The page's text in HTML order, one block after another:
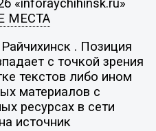
«inforaychihinsk.ru»
МЕСТА
. Позиция
с точкой зрения
текстов либо ином
материалов с
ресурсах в сети
источник